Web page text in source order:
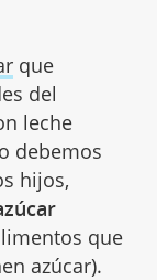
que
del
leche
debemos
hijos,
que
azúcar).